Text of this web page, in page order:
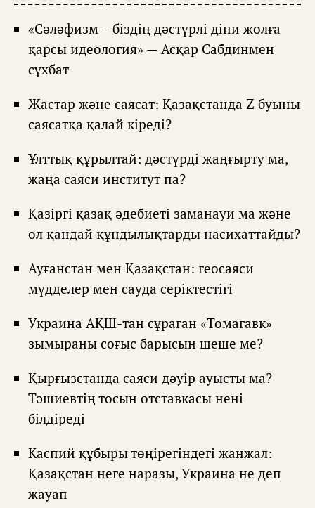
«Сәләфизм – біздің дәстүрлі діни жолға
қарсы идеология» — Асқар Сабдинмен
сұхбат
Жастар және саясат: Қазақстанда Z буыны
саясатқа қалай кіреді?
Ұлттық құрылтай: дәстүрді жаңғырту ма,
жаңа саяси институт па?
Қазіргі қазақ әдебиеті заманауи ма және
ол қандай құндылықтарды насихаттайды?
Ауғанстан мен Қазақстан: геосаяси
мүдделер мен сауда серіктестігі
Украина АҚШ-тан сұраған «Томагавк»
зымыраны соғыс барысын шеше ме?
Қырғызстанда саяси дәуір ауысты ма?
Тәшиевтің тосын отставкасы нені
білдіреді
Каспий құбыры төңірегіндегі жанжал:
Қазақстан неге наразы, Украина не деп
жауап